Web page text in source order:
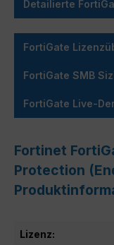
Detailierte
FortiGate
FortiGate SMB
FortiGate Live-
Fortinet
Protection
Lizenz: